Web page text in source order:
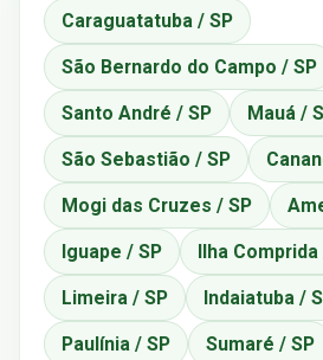
Caraguatatuba / SP
São Bernardo do Campo / SP
Santo André / SP Mauá /
São Sebastião / SP
Mogi das Cruzes / SP
Iguape / SP Ilha Comprida
Limeira / SP Indaiatuba /
Paulínia / SP Sumaré / SP